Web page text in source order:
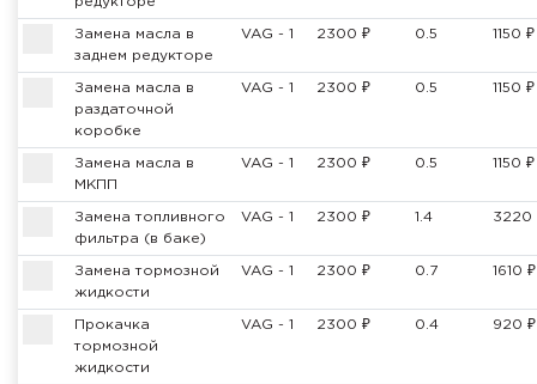
Замена масла в
заднем редукторе
VAG - 1 2300 ₽ 0.5 1150 ₽
Замена масла в
раздаточной
коробке
VAG - 1 2300 ₽ 0.5 1150 ₽
Замена масла в
МКПП
VAG - 1 2300 ₽ 0.5 1150 ₽
Замена топливного
фильтра (в баке)
VAG - 1 2300 ₽ 1.4 3220
Замена тормозной
жидкости
VAG - 1 2300 ₽ 0.7 1610 ₽
Прокачка
тормозной
жидкости
VAG - 1 2300 ₽ 0.4 920 ₽